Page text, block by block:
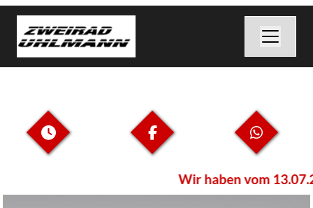
Wir haben vom